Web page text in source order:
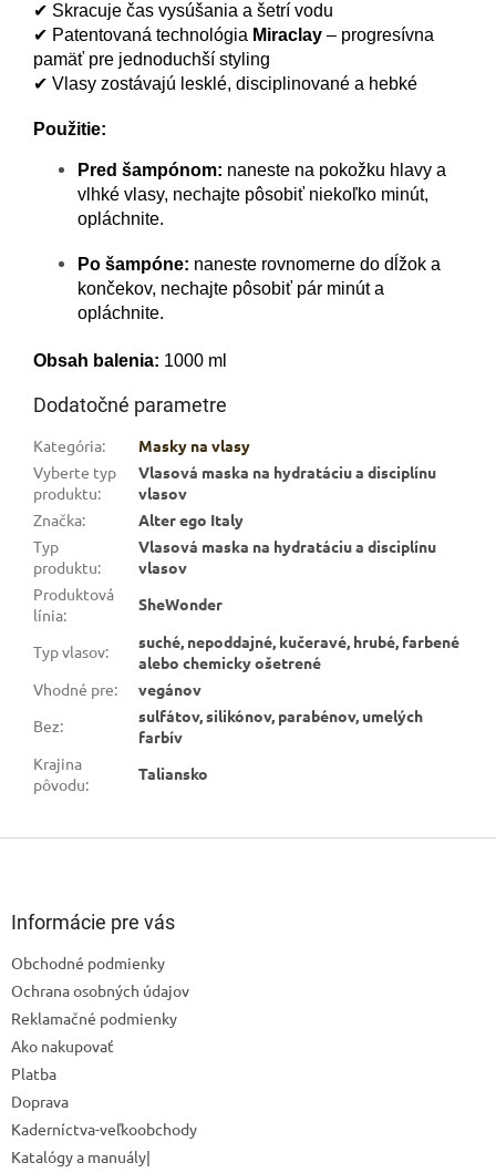
✔ Skracuje čas vysúšania a šetrí vodu
✔ Patentovaná technológia Miraclay – progresívna
pamäť pre jednoduchší styling
✔ Vlasy zostávajú lesklé, disciplinované a hebké
Použitie:
Pred šampónom: naneste na pokožku hlavy a
vlhké vlasy, nechajte pôsobiť niekoľko minút,
opláchnite.
Po šampóne: naneste rovnomerne do dĺžok a
končekov, nechajte pôsobiť pár minút a
opláchnite.
Obsah balenia: 1000 ml
Dodatočné parametre
Kategória:
Masky na vlasy
Vyberte typ
produktu:
Vlasová maska na hydratáciu a disciplínu
vlasov
Značka:
Alter ego Italy
Typ
produktu:
Vlasová maska na hydratáciu a disciplínu
vlasov
Produktová
línia:
SheWonder
Typ vlasov:
suché, nepoddajné, kučeravé, hrubé, farbené
alebo chemicky ošetrené
Vhodné pre:
vegánov
Bez:
sulfátov, silikónov, parabénov, umelých
farbív
Krajina
pôvodu:
Taliansko
Informácie pre vás
Obchodné podmienky
Ochrana osobných údajov
Reklamačné podmienky
Ako nakupovať
Platba
Doprava
Kaderníctva-veľkoobchody
Katalógy a manuály|